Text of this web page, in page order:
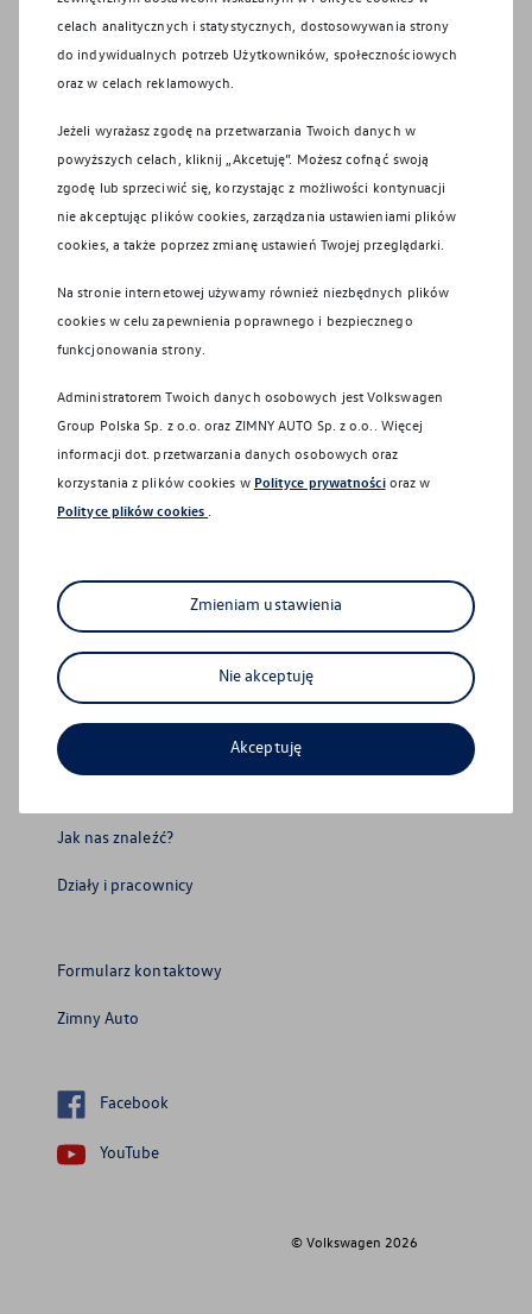
Filtr oleju
Podkładka korka oleju
Świece zapłonowe
Płyn hamulcowy
Filtr paliwa
Filtr p/pyłowy
EU Data Act
Regulamin serwisu
WLTP – zużycie paliwa i emisja CO₂
Polityka prywatności
Jak nas znaleźć?
Działy i pracownicy
Formularz kontaktowy
Zimny Auto
Facebook
YouTube
© Volkswagen 2026
celach analitycznych i statystycznych, dostosowywania strony
do indywidualnych potrzeb Użytkowników, społecznościowych
oraz w celach reklamowych.
Jeżeli wyrażasz zgodę na przetwarzania Twoich danych w
powyższych celach, kliknij „Akcetuję”. Możesz cofnąć swoją
zgodę lub sprzeciwić się, korzystając z możliwości kontynuacji
nie akceptując plików cookies, zarządzania ustawieniami plików
cookies, a także poprzez zmianę ustawień Twojej przeglądarki.
Na stronie internetowej używamy również niezbędnych plików
cookies w celu zapewnienia poprawnego i bezpiecznego
funkcjonowania strony.
Administratorem Twoich danych osobowych jest Volkswagen
Group Polska Sp. z o.o. oraz ZIMNY AUTO Sp. z o.o. . Więcej
informacji dot. przetwarzania danych osobowych oraz
korzystania z plików cookies w Polityce prywatnościoraz w
Polityce plików cookies .
Zmieniam ustawienia
Nie akceptuję
Akceptuję